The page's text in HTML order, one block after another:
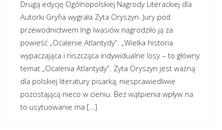
Drugą edycję Ogólnopolskiej Nagrody Literackiej dla
Autorki Gryfia wygrała Zyta Oryszyn. Jury pod
przewodnictwem Ingi Iwasiów nagrodziło ją za
powieść „Ocalenie Atlantydy”. „Wielka historia
wypaczająca i niszcząca indywidualne losy – to główny
temat „Ocalenia Atlantydy”. Zyta Oryszyn jest ważną
dla polskiej literatury pisarką, niesprawiedliwie
pozostającą nieco w cieniu. Bez wątpienia wpływ na
to usytuowanie ma […]